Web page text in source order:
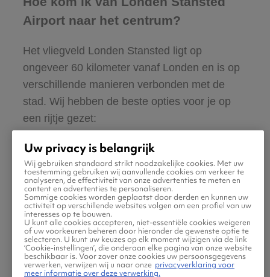
Airport naar het centrum?
Het vliegveld Londen Stansted ligt op
ongeveer 60 kilometer vanaf Londen en is op
verschillende manieren verbonden met de
stad. Wij hebben de beste opties voor je op
een rijtje gezet:
De meest goedkope manier om vanaf het
vliegveld Londen te bereiken is per bus. Er
zijn meerdere busmaatschappijen, maar de
populairste is National Express. Deze bus
vertrekt iedere tien minuten tijdens piekuren
naar het centrum van de stad. De bus doet
er ongeveer een uur en drie kwartier over
en wanneer je van te voren online boekt,
Uw privacy is belangrijk
Wij gebruiken standaard strikt noodzakelijke cookies. Met uw
toestemming gebruiken wij aanvullende cookies om verkeer te
analyseren, de effectiviteit van onze advertenties te meten en
content en advertenties te personaliseren.
Sommige cookies worden geplaatst door derden en kunnen uw
activiteit op verschillende websites volgen om een profiel van uw
interesses op te bouwen.
U kunt alle cookies accepteren, niet-essentiële cookies weigeren
of uw voorkeuren beheren door hieronder de gewenste optie te
selecteren. U kunt uw keuzes op elk moment wijzigen via de link
‘Cookie-instellingen’, die onderaan elke pagina van onze website
beschikbaar is. Voor zover onze cookies uw persoonsgegevens
verwerken, verwijzen wij u naar onze privacyverklaring voor
meer informatie over deze verwerking.